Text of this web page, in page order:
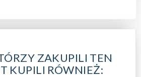
ZAKUPILI TEN
KUPILI RÓWNIEŻ: